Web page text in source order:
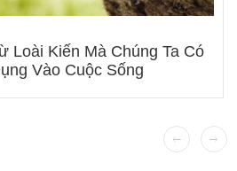
Loài Kiến Mà Chúng Ta Có
Vào Cuộc Sống